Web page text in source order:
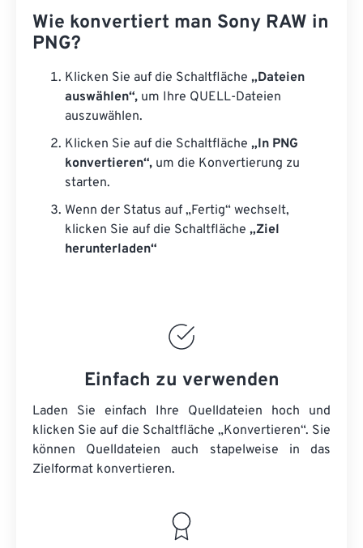
Wie konvertiert man Sony RAW in
PNG?
Klicken Sie auf die Schaltfläche „Dateien
auswählen“, um Ihre QUELL-Dateien
auszuwählen.
Klicken Sie auf die Schaltfläche „In PNG
konvertieren“, um die Konvertierung zu
starten.
Wenn der Status auf „Fertig“ wechselt,
klicken Sie auf die Schaltfläche „Ziel
herunterladen“
Einfach zu verwenden
Laden Sie einfach Ihre Quelldateien hoch und
klicken Sie auf die Schaltfläche „Konvertieren“. Sie
können Quelldateien auch stapelweise in das
Zielformat konvertieren.